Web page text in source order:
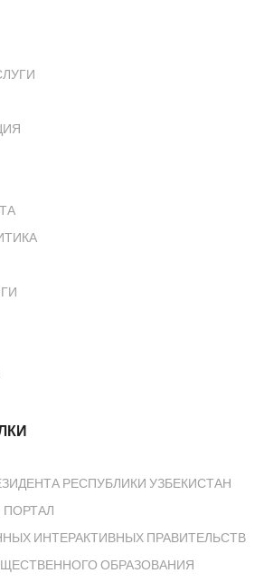
РЕСПУБЛИКИ УЗБЕКИСТАН
ИНТЕРАКТИВНЫХ ПРАВИТЕЛЬСТВ
ОБРАЗОВАНИЯ